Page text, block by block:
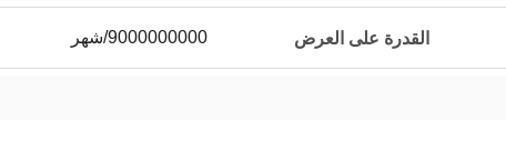
القدرة على العرض 9000000000/شهر